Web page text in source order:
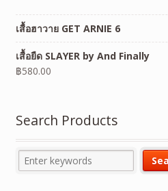
เสื้อฮาวาย GET ARNIE 6
เสื้อยืด SLAYER by And Finally
฿580.00
Search Products